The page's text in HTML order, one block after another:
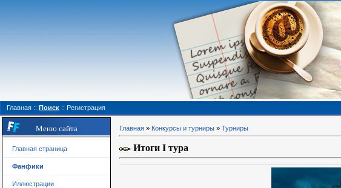
Главная :: Поиск :: Регистрация
Меню сайта
Главная страница
Фанфики
Иллюстрации
Главная » Конкурсы и турниры » Турниры
Итоги I тура